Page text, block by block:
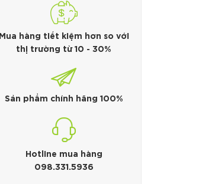
Mua hàng tiết kiệm hơn so với
thị trường từ 10 - 30%
Sản phẩm chính hãng 100%
Hotline mua hàng
098.331.5936